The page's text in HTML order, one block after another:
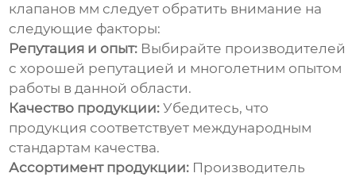
клапанов мм следует обратить внимание на
следующие факторы:
Репутация и опыт: Выбирайте производителей
с хорошей репутацией и многолетним опытом
работы в данной области.
Качество продукции: Убедитесь, что
продукция соответствует международным
стандартам качества.
Ассортимент продукции: Производитель